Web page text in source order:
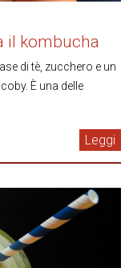
il kombucha
di tè, zucchero e un
È una delle
Leggi